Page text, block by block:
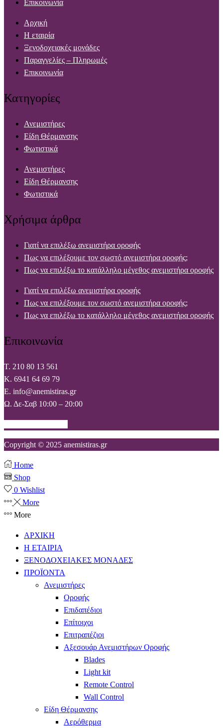
Επικοινωνία
Αρχική
Η εταιρία
Ξενοδοχειακές μονάδες
Παραγγελίες – Πληρωμές
Επικοινωνία
Κατηγορίες
Ανεμιστήρες
Είδη Θέρμανσης
Φωτιστικά
Ανεμιστήρες
Είδη Θέρμανσης
Φωτιστικά
Χρήσιμα άρθρα
Γιατί να επιλέξω ανεμιστήρα οροφής
Πως να επιλέξουμε τον σωστό ανεμιστήρα οροφής;
Πως να επιλέξω το κατάλληλο μέγεθος ανεμιστήρα οροφής
Γιατί να επιλέξω ανεμιστήρα οροφής
Πως να επιλέξουμε τον σωστό ανεμιστήρα οροφής;
Πως να επιλέξω το κατάλληλο μέγεθος ανεμιστήρα οροφής
Επικοινωνία
T. 210 80 13 561
Κ. 6941 64 69 79
Ε. info@anemistiras.gr
Ω. Δε-Σαβ 10:00 – 20:00
Copyright © 2025 anemistiras.gr
Home
Shop
0 Wishlist
More
More
ΑΡΧΙΚΗ
Η ΕΤΑΙΡΙΑ
ΞΕΝΟΔΟΧΕΙΑΚΕΣ ΜΟΝΑΔΕΣ
ΠΡΟΪΟΝΤΑ
Ανεμιστήρες
Οροφής
Επιδαπέδιοι
Επίτοιχοι
Επιτραπέζιοι
Αξεσουάρ Ανεμιστήρων Οροφής
Blades
Light kit
Remote Control
Wall Control
Είδη Θέρμανσης
Αερόθερμα